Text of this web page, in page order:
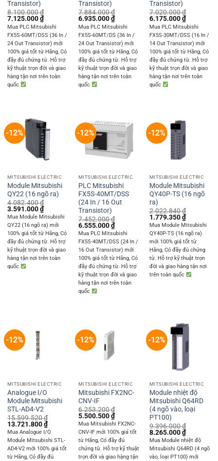
Transistor)
8.100.000₫
Original
price
was:
8.100.000 ₫.
7.125.000₫Current
price
is:
7.125.000 ₫.
Mua PLC Mitsubishi
FX5S-60MT/DSS (36 In /
24 Out Transistor) mới
100% giá tốt từ Hãng, Có
đầy đủ chứng từ. Hỗ trợ
kỹ thuật trọn đời và giao
hàng tận nơi trên toàn
quốc
Transistor)
7.884.000₫
Original
price
was:
7.884.000 ₫.
6.935.000₫Current
price
is:
6.935.000 ₫.
Mua PLC Mitsubishi
FX5S-60MT/DS (36 In /
24 Out Transistor) mới
100% giá tốt từ Hãng, Có
đầy đủ chứng từ. Hỗ trợ
kỹ thuật trọn đời và giao
hàng tận nơi trên toàn
quốc
Transistor)
7.020.000₫
Original
price
was:
7.020.000 ₫.
6.175.000₫Current
price
is:
6.175.000
Mua PLC Mitsubishi
FX5S-30MT/DSS (16 In /
14 Out Transistor) mới
100% giá tốt từ Hãng, Có
đầy đủ chứng từ. Hỗ trợ
kỹ thuật trọn đời và giao
hàng tận nơi trên toàn
quốc
-12%
MITSUBISHI ELECTRIC
Module Mitsubishi
QY22 (16 ngõ ra)
4.082.400₫
Original
price
was:
4.082.400 ₫.
3.591.000₫Current
price
is:
3.591.000 ₫.
Mua Module Mitsubishi
QY22 (16 ngõ ra) mới
100% giá tốt từ Hãng, Có
đầy đủ chứng từ. Hỗ trợ
kỹ thuật trọn đời và giao
hàng tận nơi trên toàn
quốc
-12%
MITSUBISHI ELECTRIC
PLC Mitsubishi
FX5S-40MT/DSS
(24 In / 16 Out
Transistor)
7.452.000₫
Original
price
was:
7.452.000 ₫.
6.555.000₫Current
price
is:
6.555.000 ₫.
Mua PLC Mitsubishi
FX5S-40MT/DSS (24 In /
16 Out Transistor) mới
100% giá tốt từ Hãng, Có
đầy đủ chứng từ. Hỗ trợ
kỹ thuật trọn đời và giao
hàng tận nơi trên toàn
quốc
-12%
MITSUBISHI ELECTRIC
Module Mitsubishi
QY40P-TS (16 ngõ
ra)
2.022.840₫
Original
price
was:
2.022.840 ₫.
1.779.350₫Current
price
is:
1.779.350
Mua Module Mitsubishi
QY40P-TS (16 ngõ ra)
mới 100% giá tốt từ
Hãng, Có đầy đủ chứng
từ. Hỗ trợ kỹ thuật trọn
đời và giao hàng tận nơi
trên toàn quốc
-12%
MITSUBISHI ELECTRIC
Analogue I/O
Module Mitsubishi
STL-AD4-V2
15.599.520₫
Original
price
was:
15.599.520 ₫.
13.721.800₫Current
price
is:
13.721.800 ₫.
Mua Analogue I/O
Module Mitsubishi STL-
AD4-V2 mới 100% giá tốt
từ Hãng, Có đầy đủ
-12%
MITSUBISHI ELECTRIC
Mitsubishi FX2NC-
CNV-IF
6.253.200₫
Original
price
was:
6.253.200 ₫.
5.500.500₫Current
price
is:
5.500.500 ₫.
Mua Mitsubishi FX2NC-
CNV-IF mới 100% giá tốt
từ Hãng, Có đầy đủ
chứng từ. Hỗ trợ kỹ thuật
trọn đời và giao hàng tận
-12%
MITSUBISHI ELECTRIC
Module nhiệt độ
Mitsubishi Q64RD
(4 ngõ vào, loại
PT100)
9.396.000₫
Original
price
was:
9.396.000 ₫.
8.265.000₫Current
price
is:
8.265.000
Mua Module nhiệt độ
Mitsubishi Q64RD (4 ngõ
vào, loại PT100) mới